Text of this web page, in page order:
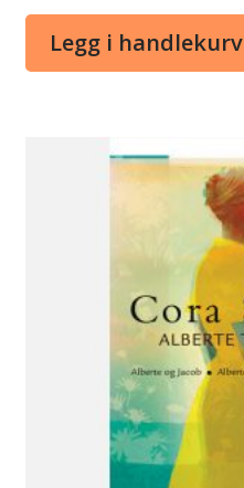
Legg i handlekurv